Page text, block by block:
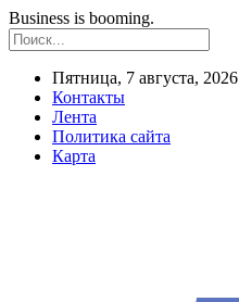
Business is booming.
Пятница, 7 августа, 2026
Контакты
Лента
Политика сайта
Карта